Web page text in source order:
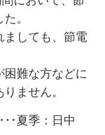
。
ましても、節電
困難な方などに
ません。
･･夏季：日中